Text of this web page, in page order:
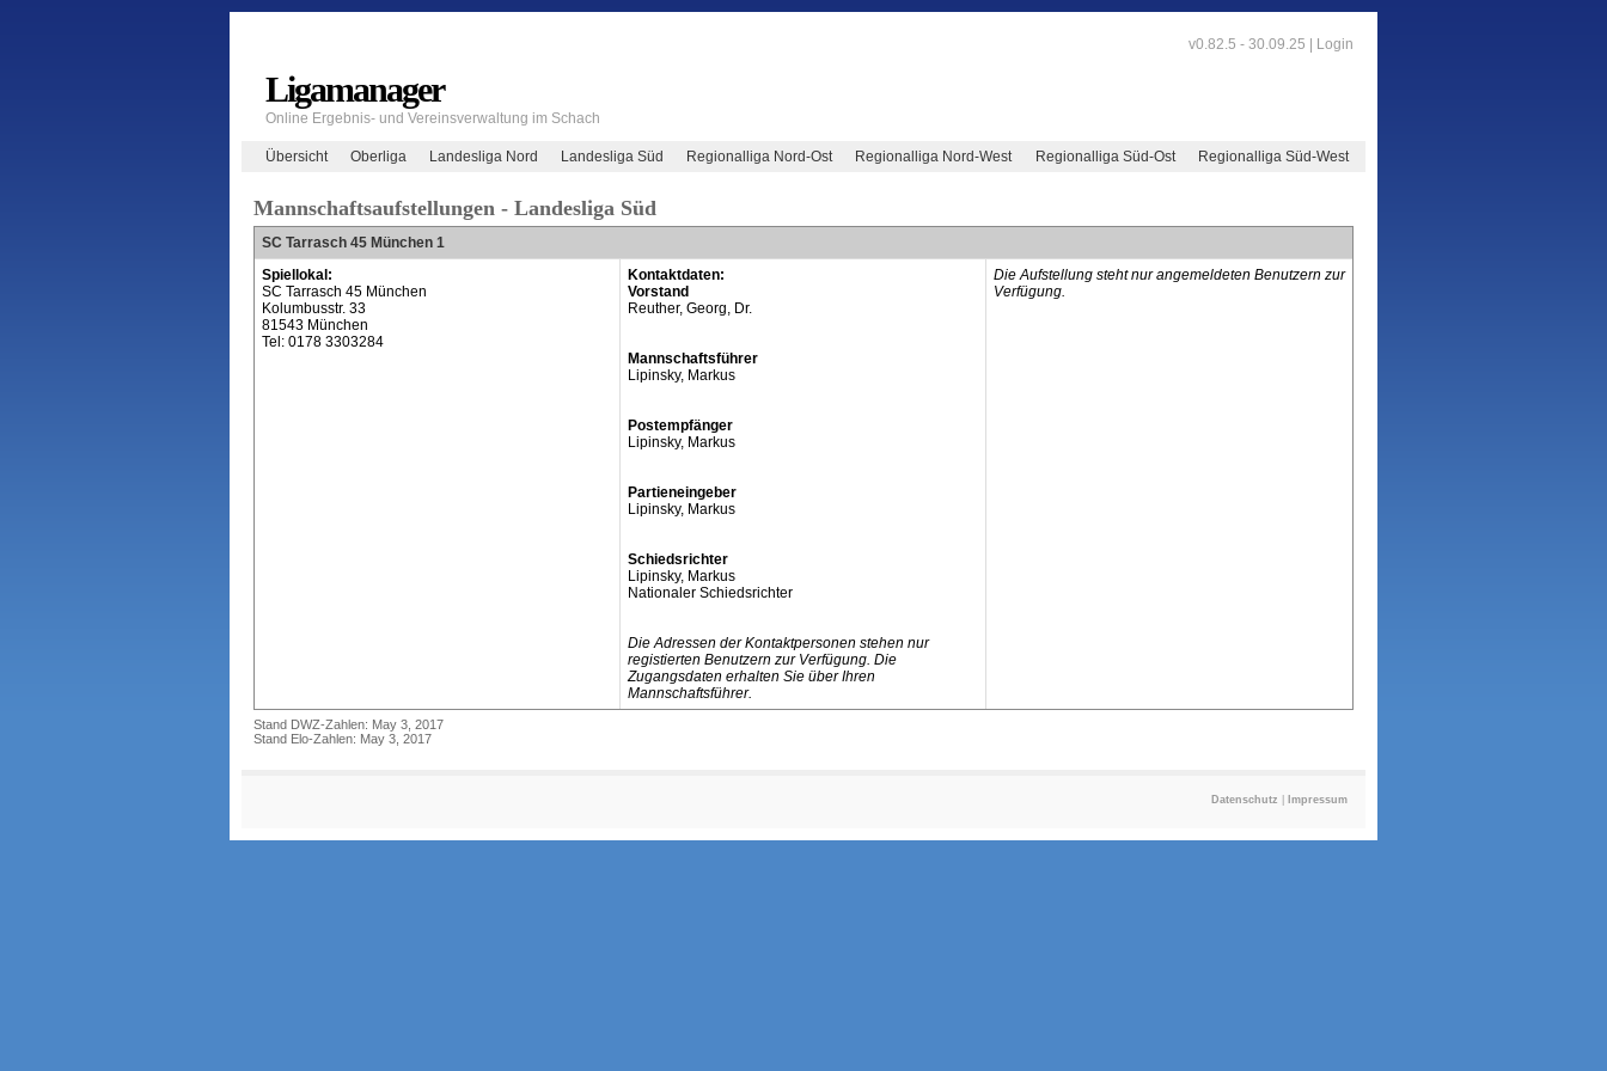
v0.82.5 - 30.09.25 | Login
Ligamanager
Online Ergebnis- und Vereinsverwaltung im Schach
Übersicht Oberliga Landesliga Nord Landesliga Süd Regionalliga Nord-Ost Regionalliga Nord-West Regionalliga Süd-Ost Regionalliga Süd-West
Mannschaftsaufstellungen - Landesliga Süd
SC Tarrasch 45 München 1
Spiellokal:
SC Tarrasch 45 München
Kolumbusstr. 33
81543 München
Tel: 0178 3303284
Kontaktdaten:
Vorstand
Reuther, Georg, Dr.
Mannschaftsführer
Lipinsky, Markus
Postempfänger
Lipinsky, Markus
Partieneingeber
Lipinsky, Markus
Schiedsrichter
Lipinsky, Markus
Nationaler Schiedsrichter
Die Adressen der Kontaktpersonen stehen nur
registierten Benutzern zur Verfügung. Die
Zugangsdaten erhalten Sie über Ihren
Mannschaftsführer.
Die Aufstellung steht nur angemeldeten Benutzern zur
Verfügung.
Stand DWZ-Zahlen: May 3, 2017
Stand Elo-Zahlen: May 3, 2017
Datenschutz Impressum